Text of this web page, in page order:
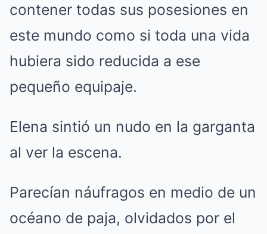
contener todas sus posesiones en
este mundo como si toda una vida
hubiera sido reducida a ese
pequeño equipaje.
Elena sintió un nudo en la garganta
al ver la escena.
Parecían náufragos en medio de un
océano de paja, olvidados por el